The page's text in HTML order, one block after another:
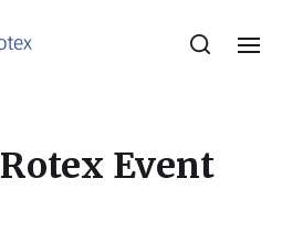
Rotex Event